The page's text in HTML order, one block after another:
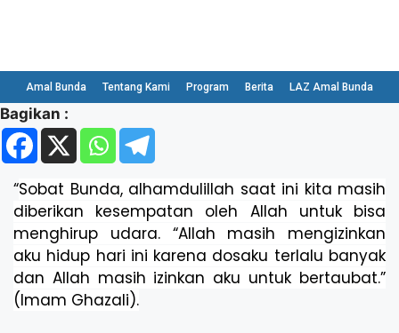
Amal Bunda Tentang Kami Program Berita LAZ Amal Bunda
Bagikan :
“Sobat Bunda, alhamdulillah saat ini kita masih
diberikan kesempatan oleh Allah untuk bisa
menghirup udara. “Allah masih mengizinkan
aku hidup hari ini karena dosaku terlalu banyak
dan Allah masih izinkan aku untuk bertaubat.”
(Imam Ghazali).